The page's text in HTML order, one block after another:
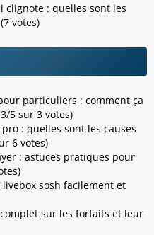
clignote : quelles sont les
votes)
particuliers : comment ça
5 sur 3 votes)
: quelles sont les causes
6 votes)
: astuces pratiques pour
sosh facilement et
sur les forfaits et leur